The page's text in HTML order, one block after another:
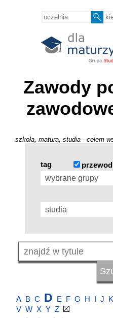
Zawody
szkoła, matura, studia - celem
tag
A B C D E F G H I J K
V W X Y Z